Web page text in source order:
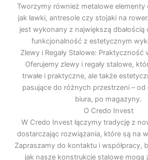
Tworzymy również metalowe elementy
jak ławki, antresole czy stojaki na
jest wykonany z największą dbałością
funkcjonalność z estetycznym
Zlewy i Regały Stalowe: Praktyczność
Oferujemy zlewy i regały stalowe,
trwałe i praktyczne, ale także
pasujące do różnych przestrzeni –
biura, po magazyny.
O Credo Invest
W Credo Invest łączymy tradycję z
dostarczając rozwiązania, które są na
Zapraszamy do kontaktu i współpracy,
jak nasze konstrukcje stalowe mogą